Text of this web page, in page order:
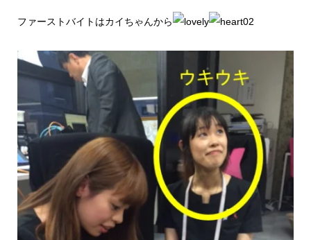
ファーストバイトはカイちゃんから